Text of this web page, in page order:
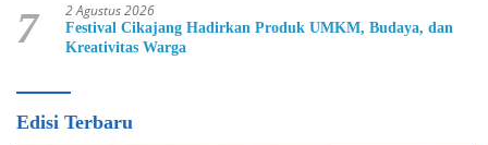
7 2 Agustus 2026
Festival Cikajang Hadirkan Produk UMKM, Budaya, dan
Kreativitas Warga
Edisi Terbaru